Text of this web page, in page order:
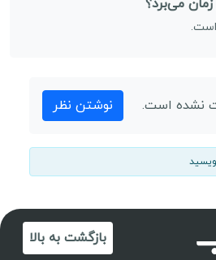
نشده است. نوشتن نظر
بازگشت به بالا